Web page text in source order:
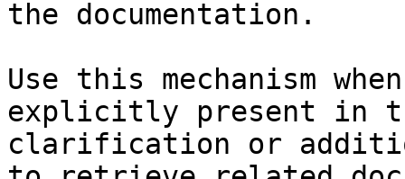
the documentation.
Use this mechanism
explicitly present in
clarification or